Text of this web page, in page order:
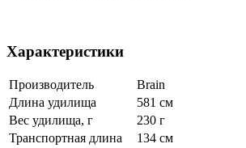
Характеристики
Производитель
Brain
Длина удилища
581 см
Вес удилища, г
230 г
Транспортная длина
134 см